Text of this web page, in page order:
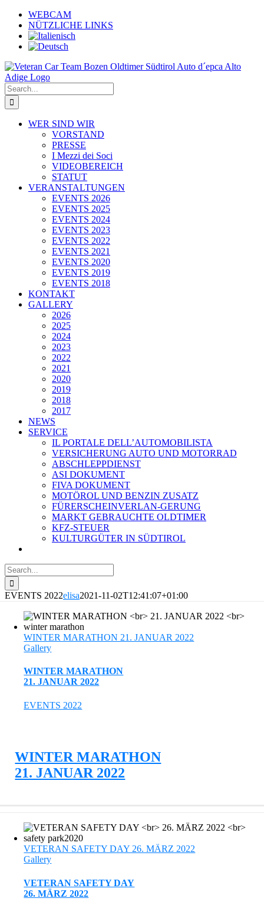
Skip
content
WEBCAM
NÜTZLICHE LINKS
Search
for:
WER SIND WIR
VORSTAND
PRESSE
I Mezzi dei Soci
VIDEOBEREICH
STATUT
VERANSTALTUNGEN
EVENTS 2026
EVENTS 2025
EVENTS 2024
EVENTS 2023
EVENTS 2022
EVENTS 2021
EVENTS 2020
EVENTS 2019
EVENTS 2018
KONTAKT
GALLERY
2026
2025
2024
2023
2022
2021
2020
2019
2018
2017
NEWS
SERVICE
IL PORTALE DELL’AUTOMOBILISTA
VERSICHERUNG AUTO UND MOTORRAD
ABSCHLEPPDIENST
ASI DOKUMENT
FIVA DOKUMENT
MOTÖROL UND BENZIN ZUSATZ
FÜRERSCHEINVERLAN-GERUNG
MARKT GEBRAUCHTE OLDTIMER
KFZ-STEUER
KULTURGÜTER IN SÜDTIROL
Search
for:
EVENTS 2022elisa2021-11-02T12:41:07+01:00
WINTER MARATHON 21. JANUAR 2022
Gallery
WINTER MARATHON
21. JANUAR 2022
EVENTS 2022
WINTER MARATHON
21. JANUAR 2022
VETERAN SAFETY DAY 26. MÄRZ 2022
Gallery
VETERAN SAFETY DAY
26. MÄRZ 2022